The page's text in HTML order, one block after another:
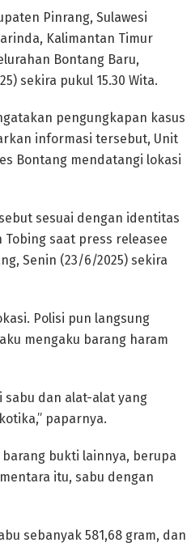
Pinrang, Sulawesi
Kalimantan Timur
Bontang Baru,
sekira pukul 15.30 Wita.
pengungkapan kasus
informasi tersebut, Unit
Bontang mendatangi lokasi
sesuai dengan identitas
Tobing saat press releasee
Senin (23/6/2025) sekira
Polisi pun langsung
mengaku barang haram
sabu dan alat-alat yang
paparnya.
bukti lainnya, berupa
itu, sabu dengan
sebanyak 581,68 gram, dan